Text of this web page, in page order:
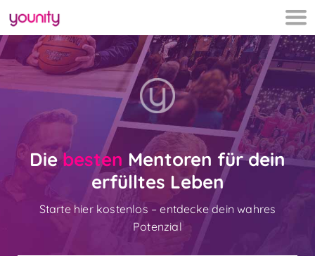
Diebesten Mentoren für dein
erfülltes Leben
Starte hier kostenlos – entdecke dein wahres
Potenzial